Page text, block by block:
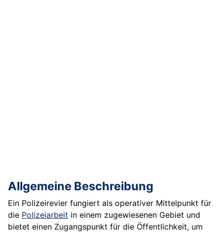
Allgemeine Beschreibung
Ein Polizeirevier fungiert als operativer Mittelpunkt für
die Polizeiarbeit in einem zugewiesenen Gebiet und
bietet einen Zugangspunkt für die Öffentlichkeit, um